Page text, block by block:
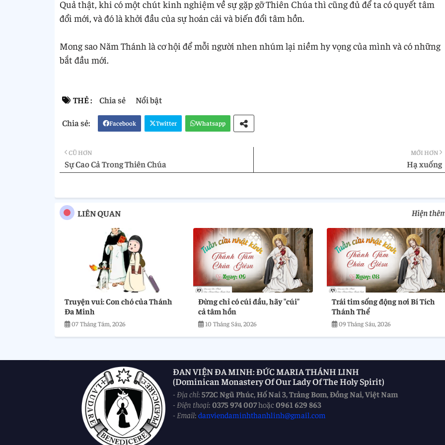
Quả thật, khi có một chút kinh nghiệm về sự gặp gỡ Thiên Chúa thì cũng đủ để ta có quyết tâm
đổi mới, và đó là khởi đầu của sự hoán cải và biến đổi tâm hồn.
Mong sao Năm Thánh là cơ hội để mỗi người nhen nhúm lại niềm hy vọng của mình và có những
bắt đầu mới.
THẺ : Chia sẻ Nổi bật
Facebook Twitter Whatsapp
MỚI HƠN
Hạ xuống
CŨ HƠN
Sự Cao Cả Trong Thiên Chúa
LIÊN QUAN Hiện
Truyện vui: Con chó của Thánh
Đa Minh
07 Tháng Tám, 2026
Đừng chỉ có cúi đầu, hãy "cúi"
cả tâm hồn
10 Tháng Sáu, 2026
Trái tim sống động nơi Bí Tích
Thánh Thể
09 Tháng Sáu, 2026
ĐAN VIỆN ĐA MINH: ĐỨC MARIA THÁNH LINH
(Dominican Monastery Of Our Lady Of The Holy Spirit)
- Địa chỉ:572C Ngũ Phúc, Hố Nai 3, Trảng Bom, Đồng Nai, Việt Nam
- Điện thoại:0375 974 007hoặc0961 629 863
- Email:danviendaminhthanhlinh@gmail.com